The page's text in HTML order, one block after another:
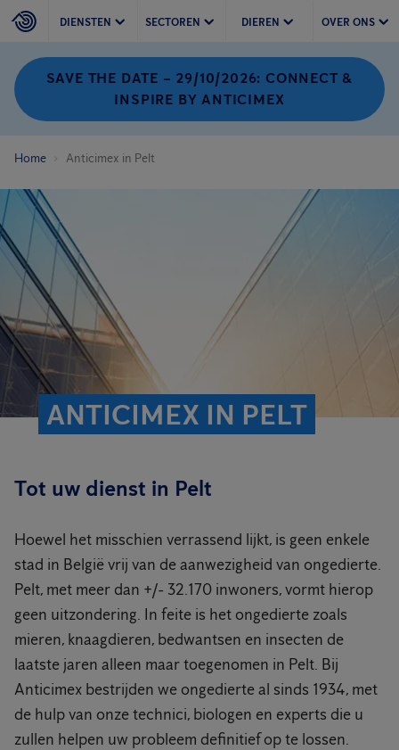
DIENSTEN SECTOREN DIEREN OVER ONS
SAVE THE DATE – 29/10/2026: CONNECT &
INSPIRE BY ANTICIMEX
Home Anticimex in Pelt
ANTICIMEX IN PELT
Tot uw dienst in Pelt
Hoewel het misschien verrassend lijkt, is geen enkele
stad in België vrij van de aanwezigheid van ongedierte.
Pelt, met meer dan +/- 32.170 inwoners, vormt hierop
geen uitzondering. In feite is het ongedierte zoals
mieren, knaagdieren, bedwantsen en insecten de
laatste jaren alleen maar toegenomen in Pelt. Bij
Anticimex bestrijden we ongedierte al sinds 1934, met
de hulp van onze technici, biologen en experts die u
zullen helpen uw probleem definitief op te lossen.